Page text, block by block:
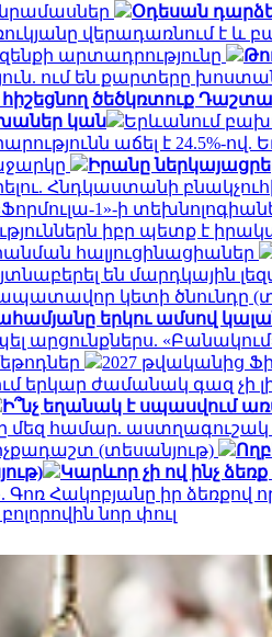
Օդեսան
վերադառնում է և
արտադրությունը
ում են քարտերը
ծեծկռտուք
կան
Երևանում
աճել է 24.5%-
Իրանը
Հնդկաստանի
1»-ի
իբր պետք է
հալյուցինացիաներ
են մարդկային
կետի ծնունդը
երկու ամսով
արցունքներս.
2027 թվականից
երկար ժամանակ գազ չի
Ի՞նչ եղանակ է սպասվում
համար. աստղագուշակ
(տեսանյութ)
Կարևոր չի ով ինչ
Գոռ Հակոբյանը իր
նոր փուլ